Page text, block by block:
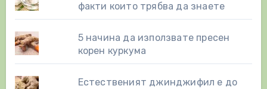
факти които трябва да знаете
5 начина да използвате пресен
корен куркума
Естественият джинджифил е до